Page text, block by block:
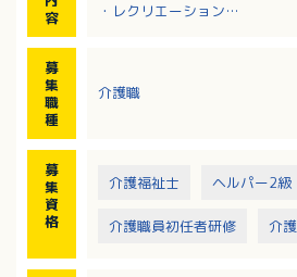
容
・レクリエーション
募
集
職
種
介護職
募
集
資
格
介護福祉士 ヘルパー2級
介護職員初任者研修 介